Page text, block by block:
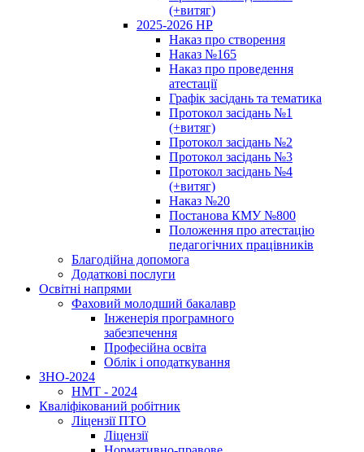
(+витяг)
2025-2026 НР
Наказ про створення
Наказ №165
Наказ про проведення
атестації
Графік засідань та тематика
Протокол засідань №1
(+витяг)
Протокол засідань №2
Протокол засідань №3
Протокол засідань №4
(+витяг)
Наказ №20
Постанова КМУ №800
Положення про атестацію
педагогічних працівників
Благодійна допомога
Додаткові послуги
Освітні напрями
Фаховий молодший бакалавр
Інженерія програмного
забезпечення
Професійна освіта
Облік і оподаткування
ЗНО-2024
НМТ - 2024
Кваліфікований робітник
Ліцензії ПТО
Ліцензії